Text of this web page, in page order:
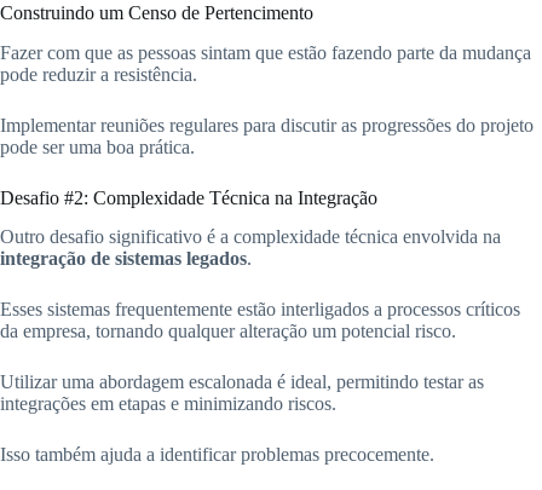
Construindo um Censo de Pertencimento
Fazer com que as pessoas sintam que estão fazendo parte da mudança
pode reduzir a resistência.
Implementar reuniões regulares para discutir as progressões do projeto
pode ser uma boa prática.
Desafio #2: Complexidade Técnica na Integração
Outro desafio significativo é a complexidade técnica envolvida na
integração de sistemas legados.
Esses sistemas frequentemente estão interligados a processos críticos
da empresa, tornando qualquer alteração um potencial risco.
Utilizar uma abordagem escalonada é ideal, permitindo testar as
integrações em etapas e minimizando riscos.
Isso também ajuda a identificar problemas precocemente.